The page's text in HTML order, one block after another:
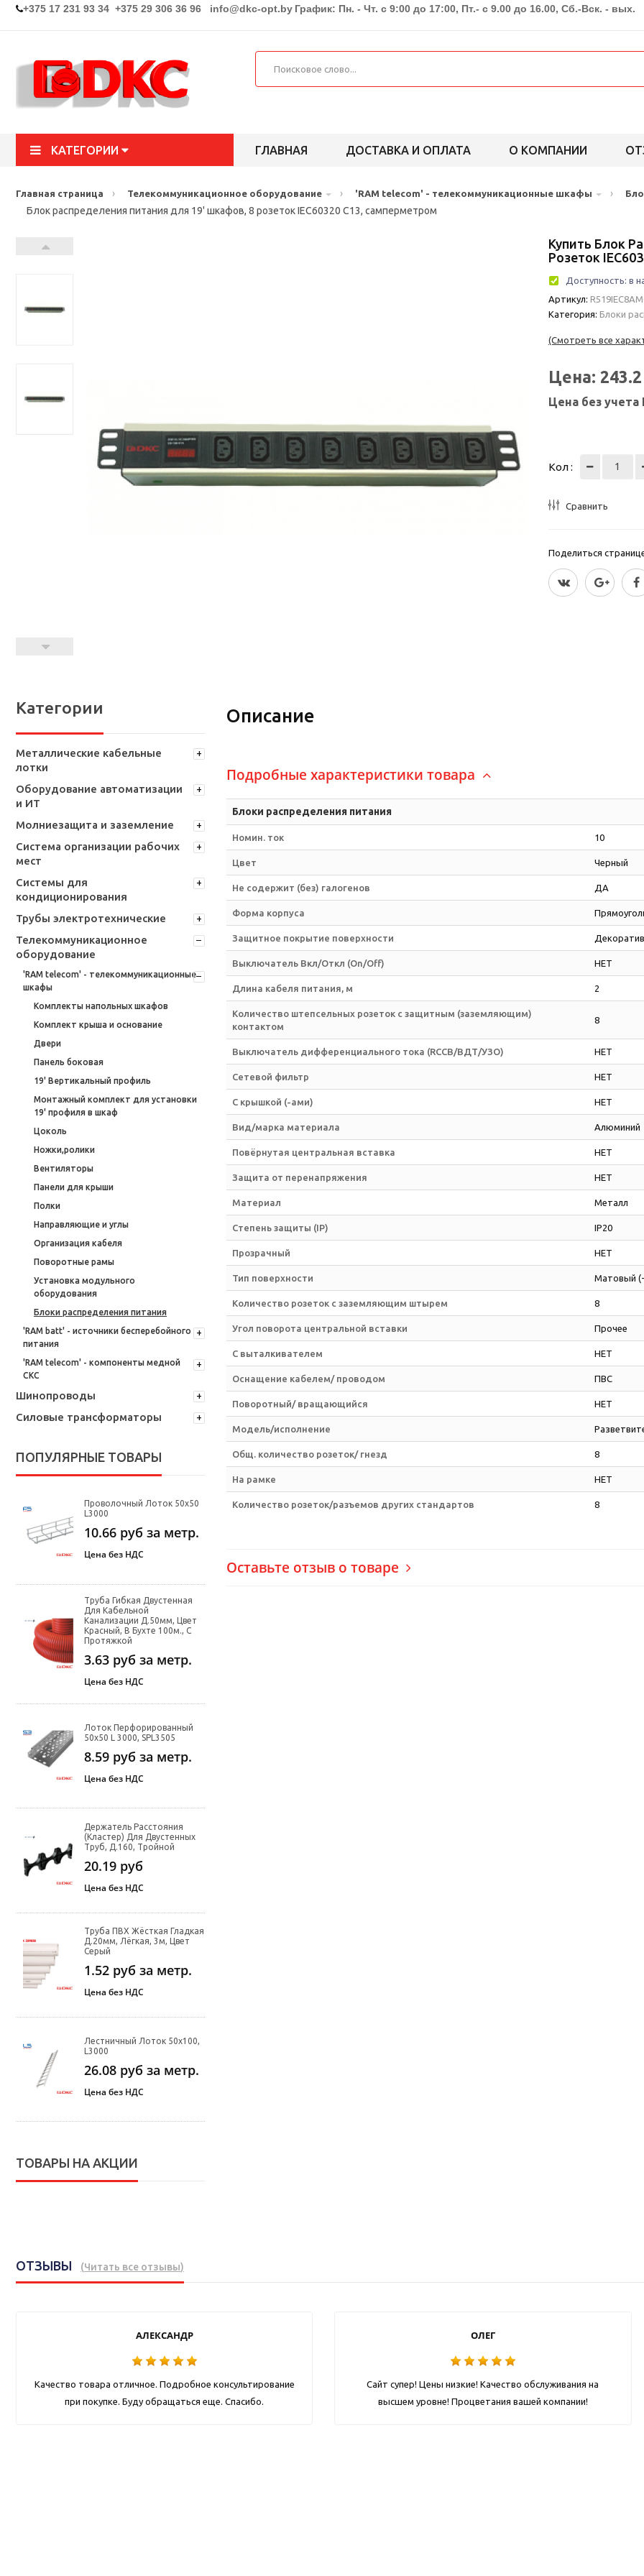
+375 17 231 93 34 +375 29 306 36 96 info@dkc-opt.by График: Пн. - Чт. с 9:00 до 17:00, Пт.- с 9.00 до 16.00, Сб.-Вск. - вых.
КАТЕГОРИИ ГЛАВНАЯ ДОСТАВКА И ОПЛАТА О КОМПАНИИ
Главная страница › Телекоммуникационное оборудование › 'RAM telecom' - телекоммуникационные шкафы ›
Блок распределения питания для 19' шкафов, 8 розеток IEC60320 С13, самперметром
Купить Блок
Розеток
Доступность: в
Артикул:
Категория: Блоки
(Смотреть все
Цена:
Цена без
Кол :
Сравнить
Поделиться
Категории
Металлические кабельные
лотки
Оборудование автоматизации
и ИТ
Молниезащита и заземление
Система организации рабочих
мест
Системы для
кондиционирования
Трубы электротехнические
Телекоммуникационное
оборудование
'RAM telecom' - телекоммуникационные
шкафы
Комплекты напольных шкафов
Комплект крыша и основание
Двери
Панель боковая
19' Вертикальный профиль
Монтажный комплект для установки
19' профиля в шкаф
Цоколь
Ножки,ролики
Вентиляторы
Панели для крыши
Полки
Направляющие и углы
Организация кабеля
Поворотные рамы
Установка модульного
оборудования
Блоки распределения питания
'RAM batt' - источники бесперебойного
питания
'RAM telecom' - компоненты медной
СКС
Шинопроводы
Силовые трансформаторы
ПОПУЛЯРНЫЕ ТОВАРЫ
Проволочный Лоток 50х50
L3000
10.66 руб за метр.
Цена без НДС
Труба Гибкая Двустенная
Для Кабельной
Канализации Д.50мм, Цвет
Красный, В Бухте 100м., С
Протяжкой
3.63 руб за метр.
Цена без НДС
Лоток Перфорированный
50х50 L 3000, SPL3505
8.59 руб за метр.
Цена без НДС
Держатель Расстояния
(кластер) Для Двустенных
Труб, Д.160, Тройной
20.19 руб
Цена без НДС
Труба ПВХ Жёсткая Гладкая
Д.20мм, Лёгкая, 3м, Цвет
Серый
1.52 руб за метр.
Цена без НДС
Лестничный Лоток 50х100,
L3000
26.08 руб за метр.
Цена без НДС
ТОВАРЫ НА АКЦИИ
Описание
Подробные характеристики товара
Блоки распределения питания
Номин. ток 10
Цвет Черный
Не содержит (без) галогенов ДА
Форма корпуса
Защитное покрытие поверхности
Выключатель Вкл/Откл (On/Off) НЕТ
Длина кабеля питания, м 2
Количество штепсельных розеток с защитным (заземляющим)
контактом
8
Выключатель дифференциального тока (RCCB/ВДТ/УЗО) НЕТ
Сетевой фильтр НЕТ
С крышкой (-ами) НЕТ
Вид/марка материала Алюминий
Повёрнутая центральная вставка НЕТ
Защита от перенапряжения НЕТ
Материал Металл
Степень защиты (IP) IP20
Прозрачный НЕТ
Тип поверхности Матовый
Количество розеток с заземляющим штырем 8
Угол поворота центральной вставки Прочее
С выталкивателем НЕТ
Оснащение кабелем/ проводом ПВС
Поворотный/ вращающийся НЕТ
Модель/исполнение
Общ. количество розеток/ гнезд 8
На рамке НЕТ
Количество розеток/разъемов других стандартов 8
Оставьте отзыв о товаре
ОТЗЫВЫ (Читать все отзывы)
АЛЕКСАНДР
Качество товара отличное. Подробное консультирование
при покупке. Буду обращаться еще. Спасибо.
ОЛЕГ
Сайт супер! Цены низкие! Качество обслуживания на
высшем уровне! Процветания вашей компании!